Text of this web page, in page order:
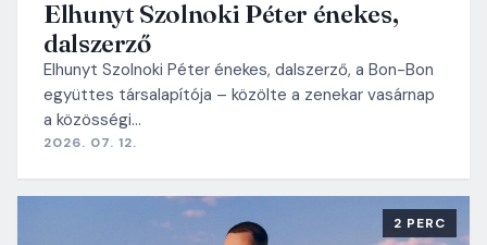
Elhunyt Szolnoki Péter énekes,
dalszerző
Elhunyt Szolnoki Péter énekes, dalszerző, a Bon-Bon
együttes társalapítója – közölte a zenekar vasárnap
a közösségi…
2026. 07. 12.
2 PERC